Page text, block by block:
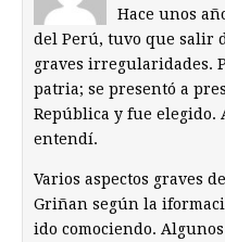
Hace unos
del Perú, tuvo que salir
graves irregularidades.
patria; se presentó a
República y fue
entendí.
Varios aspectos graves
Griñan según la
ido comociendo.